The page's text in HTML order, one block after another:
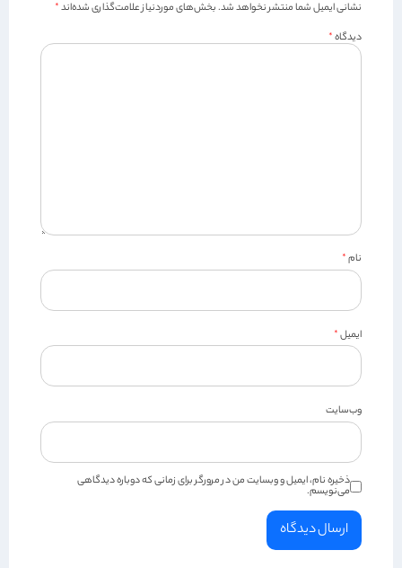
نشانی ایمیل شما منتشر نخواهد شد.بخش‌های موردنیاز علامت‌گذاری شده‌اند*
دیدگاه*
نام*
ایمیل*
وب‌سایت
ذخیره نام، ایمیل و وبسایت من در مرورگر برای زمانی که دوباره دیدگاهی
می‌نویسم.